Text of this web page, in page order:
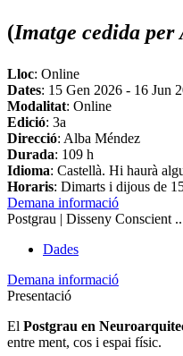
(Imatge cedida per
Lloc: Online
Dates: 15 Gen 2026 - 16 Jun
Modalitat: Online
Edició: 3a
Direcció: Alba Méndez
Durada: 109 h
Idioma: Castellà. Hi haurà
Horaris: Dimarts i dijous de
Demana informació
Postgrau | Disseny Conscient
Dades
Demana informació
Presentació
El Postgrau en
entre ment, cos i espai físic.